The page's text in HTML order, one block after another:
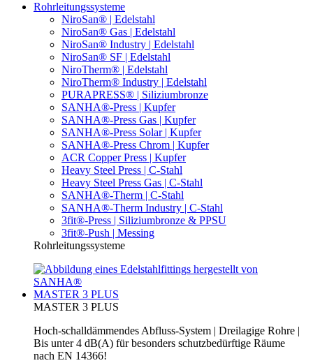
Rohrleitungssysteme
NiroSan® | Edelstahl
NiroSan® Gas | Edelstahl
NiroSan® Industry | Edelstahl
NiroSan® SF | Edelstahl
NiroTherm® | Edelstahl
NiroTherm® Industry | Edelstahl
PURAPRESS® | Siliziumbronze
SANHA®-Press | Kupfer
SANHA®-Press Gas | Kupfer
SANHA®-Press Solar | Kupfer
SANHA®-Press Chrom | Kupfer
ACR Copper Press | Kupfer
Heavy Steel Press | C-Stahl
Heavy Steel Press Gas | C-Stahl
SANHA®-Therm | C-Stahl
SANHA®-Therm Industry | C-Stahl
3fit®-Press | Siliziumbronze & PPSU
3fit®-Push | Messing
Rohrleitungssysteme
MASTER 3 PLUS
MASTER 3 PLUS
Hoch-schalldämmendes Abfluss-System | Dreilagige Rohre |
Bis unter 4 dB(A) für besonders schutzbedürftige Räume
nach EN 14366!